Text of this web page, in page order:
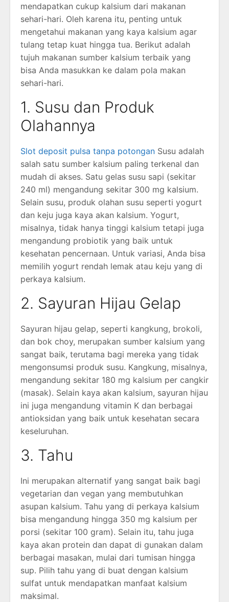
mendapatkan cukup kalsium dari makanan
sehari-hari. Oleh karena itu, penting untuk
mengetahui makanan yang kaya kalsium agar
tulang tetap kuat hingga tua. Berikut adalah
tujuh makanan sumber kalsium terbaik yang
bisa Anda masukkan ke dalam pola makan
sehari-hari.
1. Susu dan Produk
Olahannya
Slot deposit pulsa tanpa potongan Susu adalah
salah satu sumber kalsium paling terkenal dan
mudah di akses. Satu gelas susu sapi (sekitar
240 ml) mengandung sekitar 300 mg kalsium.
Selain susu, produk olahan susu seperti yogurt
dan keju juga kaya akan kalsium. Yogurt,
misalnya, tidak hanya tinggi kalsium tetapi juga
mengandung probiotik yang baik untuk
kesehatan pencernaan. Untuk variasi, Anda bisa
memilih yogurt rendah lemak atau keju yang di
perkaya kalsium.
2. Sayuran Hijau Gelap
Sayuran hijau gelap, seperti kangkung, brokoli,
dan bok choy, merupakan sumber kalsium yang
sangat baik, terutama bagi mereka yang tidak
mengonsumsi produk susu. Kangkung, misalnya,
mengandung sekitar 180 mg kalsium per cangkir
(masak). Selain kaya akan kalsium, sayuran hijau
ini juga mengandung vitamin K dan berbagai
antioksidan yang baik untuk kesehatan secara
keseluruhan.
3. Tahu
Ini merupakan alternatif yang sangat baik bagi
vegetarian dan vegan yang membutuhkan
asupan kalsium. Tahu yang di perkaya kalsium
bisa mengandung hingga 350 mg kalsium per
porsi (sekitar 100 gram). Selain itu, tahu juga
kaya akan protein dan dapat di gunakan dalam
berbagai masakan, mulai dari tumisan hingga
sup. Pilih tahu yang di buat dengan kalsium
sulfat untuk mendapatkan manfaat kalsium
maksimal.